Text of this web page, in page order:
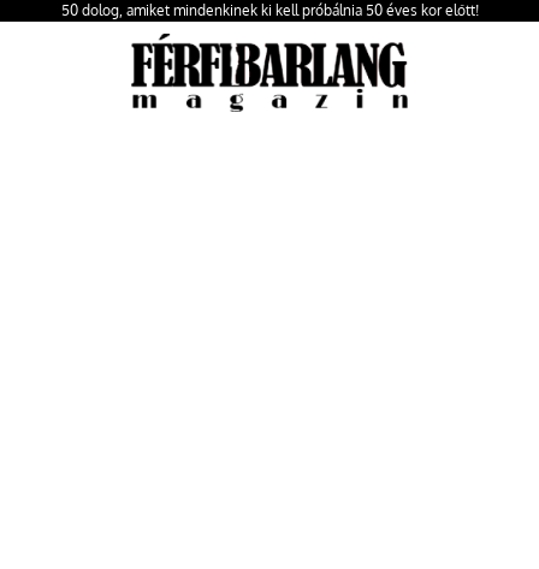
50 dolog, amiket mindenkinek ki kell próbálnia 50 éves kor előtt!